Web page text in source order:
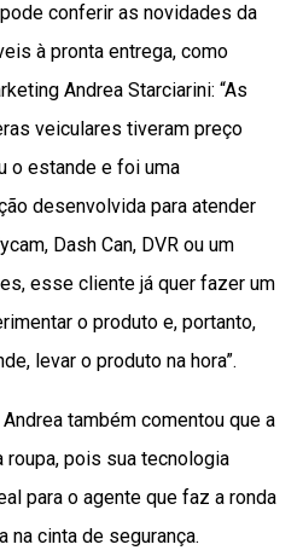
conferir as novidades da
à pronta entrega, como
Andrea Starciarini: “As
veiculares tiveram preço
o estande e foi uma
desenvolvida para atender
Dash Can, DVR ou um
esse cliente já quer fazer um
o produto e, portanto,
levar o produto na hora”.
também comentou que a
roupa, pois sua tecnologia
para o agente que faz a ronda
na cinta de segurança.